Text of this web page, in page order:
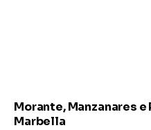
Morante, Manzanares
Marbella